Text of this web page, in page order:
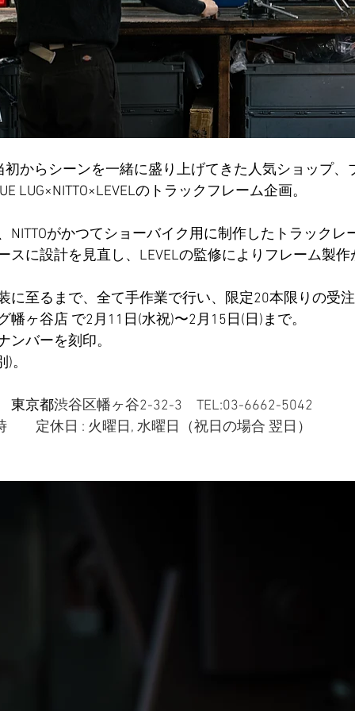
初からシーンを一緒に盛り上げてきた人気ショップ、
LUG×NITTO×LEVELのトラックフレーム企画。
NITTOがかつてショーバイク用に制作したトラックレ
スに設計を見直し、LEVELの監修によりフレーム製
に至るまで、全て手作業で行い、限定20本限りの受
幡ヶ谷店 で2月11日(水祝)〜2月15日(日)まで。
ンバーを刻印。
。
京都渋谷区幡ヶ谷2-32-3 TEL:03-6662-5042
　定休日 : 火曜日, 水曜日（祝日の場合 翌日）